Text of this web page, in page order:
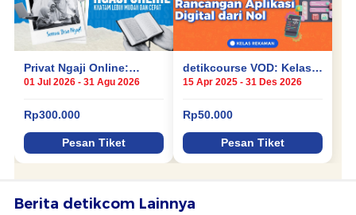
Berita detikcom Lainnya